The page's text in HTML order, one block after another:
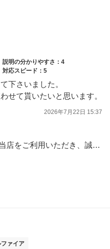
説明の分かりやすさ：4
対応スピード：5
下さいました。
せて貰いたいと思います。
2026年7月22日 15:37
この度は楽天Car車検にて当店をご利用いただき、誠にありがとうございます。また、スタッフの接客について温かいお言葉をいただき、大変嬉しく拝見いたしました。
しいただけるよう、スタッフ一同より一層のサービス向上に努めてまいります。
ァイア